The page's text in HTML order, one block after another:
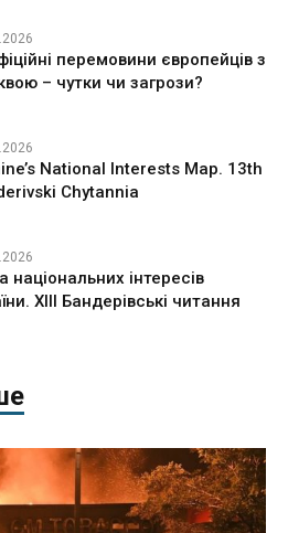
перемовини європейців з
– чутки чи загрози?
National Interests Map. 13th
Chytannia
національних інтересів
ХІІІ Бандерівські читання